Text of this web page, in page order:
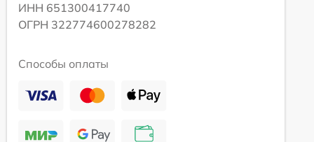
ИНН 651300417740
ОГРН 322774600278282
Способы оплаты